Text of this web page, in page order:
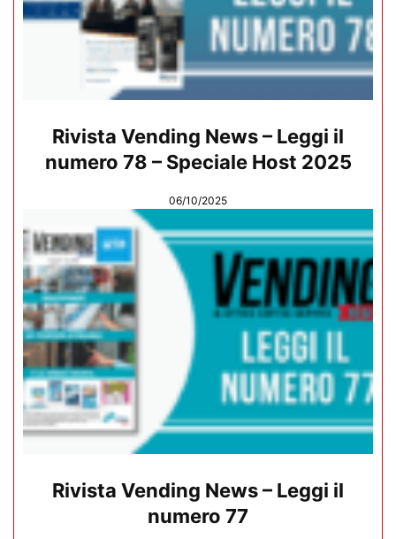
Rivista Vending News – Leggi il
numero 78 – Speciale Host 2025
06/10/2025
Rivista Vending News – Leggi il
numero 77